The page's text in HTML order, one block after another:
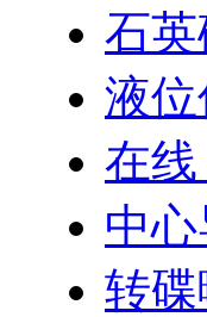
石
液位
在线
中
转